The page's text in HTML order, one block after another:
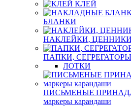
КЛЕЙ
БЛАНКИ
НАКЛЕЙКИ,
ПАПКИ,
ЛОТКИ
ПИСЬМЕНЫЕ
маркеры карандаши